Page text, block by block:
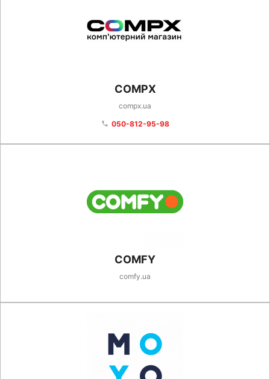
COMPX
compx.ua
phone 050-812-95-98
COMFY
comfy.ua